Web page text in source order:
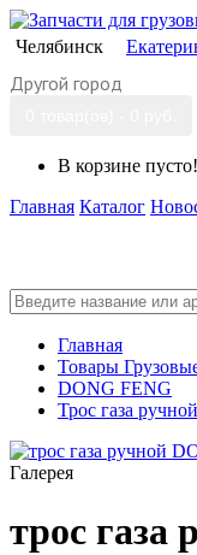
Челябинск
Другой город
В корзине пусто!
Главная Каталог
Главная
Товары
DONG FENG
Трос газа ручной
Галерея
трос газа